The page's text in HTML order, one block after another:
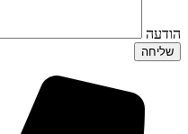
הודעה
שליחה